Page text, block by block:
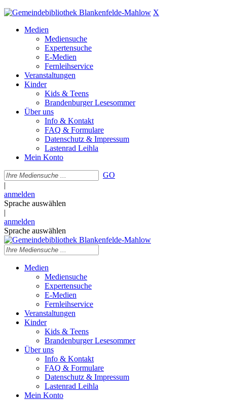
X
Medien
Mediensuche
Expertensuche
E-Medien
Fernleihservice
Veranstaltungen
Kinder
Kids & Teens
Brandenburger Lesesommer
Über uns
Info & Kontakt
FAQ & Formulare
Datenschutz & Impressum
Lastenrad Leihla
Mein Konto
GO
|
anmelden
Sprache auswählen
|
anmelden
Sprache auswählen
Medien
Mediensuche
Expertensuche
E-Medien
Fernleihservice
Veranstaltungen
Kinder
Kids & Teens
Brandenburger Lesesommer
Über uns
Info & Kontakt
FAQ & Formulare
Datenschutz & Impressum
Lastenrad Leihla
Mein Konto